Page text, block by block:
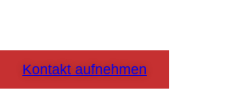
Kontakt aufnehmen